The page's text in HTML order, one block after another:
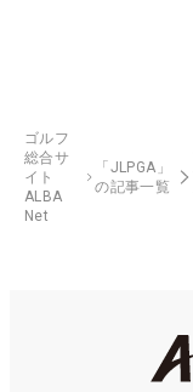
ゴルフ
総合サ
イト
ALBA
Net
「JLPGA」
の記事一覧